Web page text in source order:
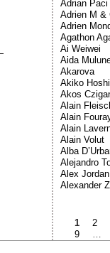
Adrian Paci
Adrien M &
Adrien
Agathon
Ai Weiwei
Aida
Akarova
Akiko
Akos
Alain
Alain
Alain
Alain Volut
Alba
Alejandro
Alex Jordan
Alexander
1 2
9